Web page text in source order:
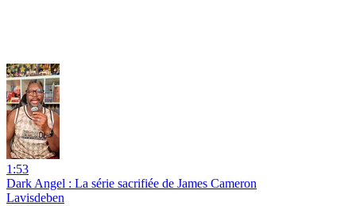
1:53
Dark Angel : La série sacrifiée de James Cameron
Lavisdeben